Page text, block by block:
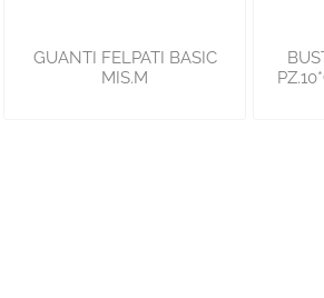
GUANTI FELPATI BASIC
MIS.M